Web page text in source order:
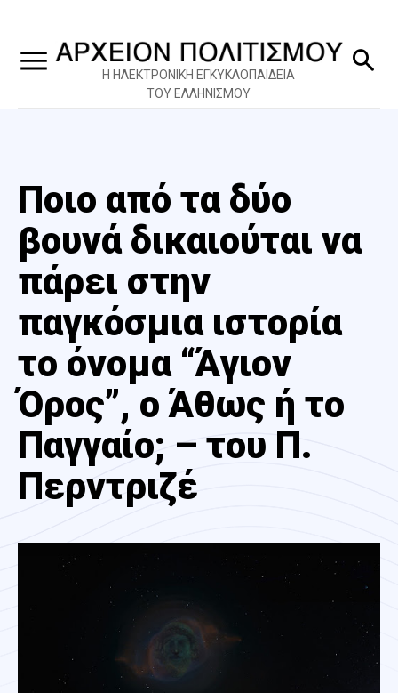
Η ΗΛΕΚΤΡΟΝΙΚΗ ΕΓΚΥΚΛΟΠΑΙΔΕΙΑ
ΤΟΥ ΕΛΛΗΝΙΣΜΟΥ
Ποιο από τα δύο
βουνά δικαιούται να
πάρει στην
παγκόσμια ιστορία
το όνομα “Άγιον
Όρος”, ο Άθως ή το
Παγγαίο; – του Π.
Περντριζέ